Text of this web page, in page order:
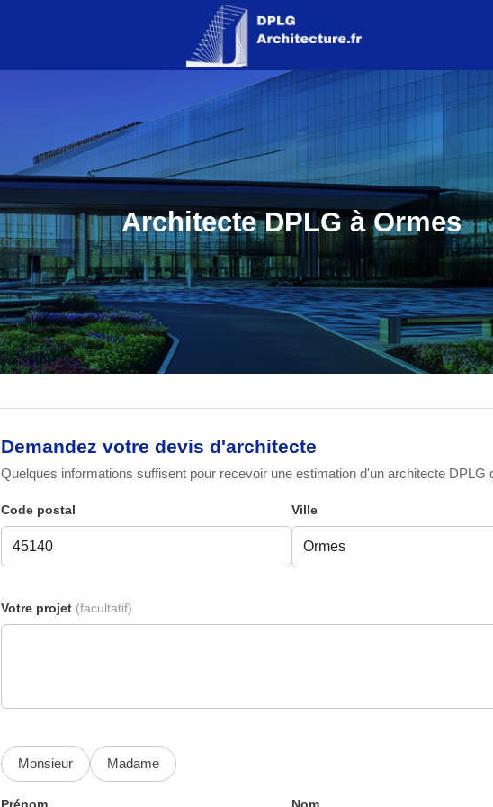
Architecte DPLG à Ormes
Demandez votre devis d'architecte
Quelques informations suffisent pour recevoir une estimation d'un architecte DPLG
Code postal Ville
Votre projet (facultatif)
Monsieur Madame